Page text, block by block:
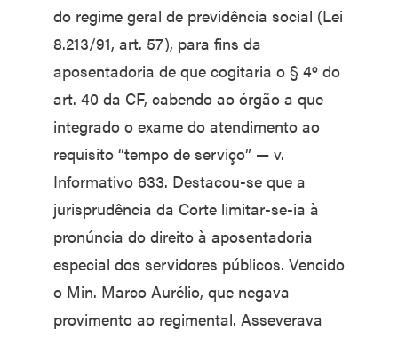
do regime geral de previdência social (Lei
8.213/91, art. 57), para fins da
aposentadoria de que cogitaria o § 4º do
art. 40 da CF, cabendo ao órgão a que
integrado o exame do atendimento ao
requisito “tempo de serviço” — v.
Informativo 633. Destacou-se que a
jurisprudência da Corte limitar-se-ia à
pronúncia do direito à aposentadoria
especial dos servidores públicos. Vencido
o Min. Marco Aurélio, que negava
provimento ao regimental. Asseverava